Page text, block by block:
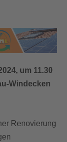
um 11.30
Windecken
Renovierung